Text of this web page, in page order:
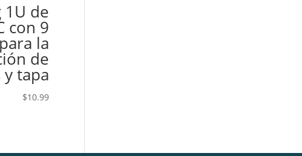
1U de
con 9
la
de
y tapa
$10.99